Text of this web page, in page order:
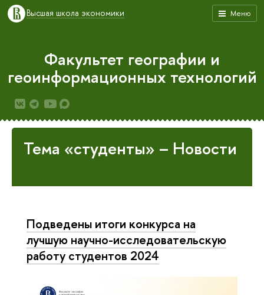
Меню
Высшая школа экономики
Факультет географии и
геоинформационных технологий
Тема «студенты» – Новости
Подведены итоги конкурса на
лучшую научно-исследовательскую
работу студентов 2024